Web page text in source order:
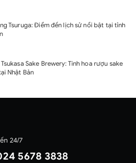
Tsuruga: Điểm đến lịch sử nổi bật tại tỉnh
Sake Brewery: Tinh hoa rượu sake
Nhật Bản
24/7
5678 3838